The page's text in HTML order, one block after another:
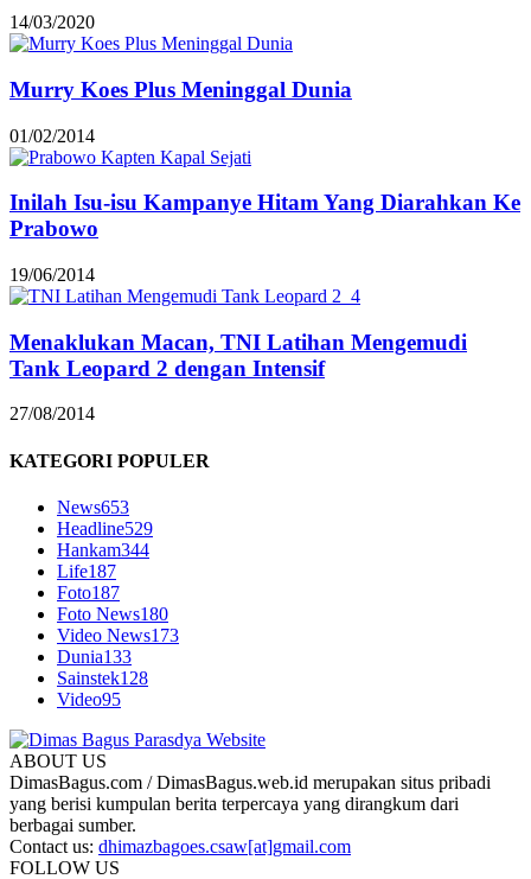
14/03/2020
Murry Koes Plus Meninggal Dunia
01/02/2014
Inilah Isu-isu Kampanye Hitam Yang Diarahkan Ke
Prabowo
19/06/2014
Menaklukan Macan, TNI Latihan Mengemudi
Tank Leopard 2 dengan Intensif
27/08/2014
KATEGORI POPULER
News653
Headline529
Hankam344
Life187
Foto187
Foto News180
Video News173
Dunia133
Sainstek128
Video95
ABOUT US
DimasBagus.com / DimasBagus.web.id merupakan situs pribadi
yang berisi kumpulan berita terpercaya yang dirangkum dari
berbagai sumber.
Contact us: dhimazbagoes.csaw[at]gmail.com
FOLLOW US